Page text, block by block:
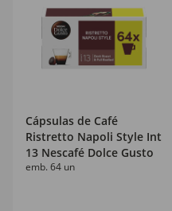
Cápsulas de Café
Ristretto Napoli Style Int
13 Nescafé Dolce Gusto
emb. 64 un